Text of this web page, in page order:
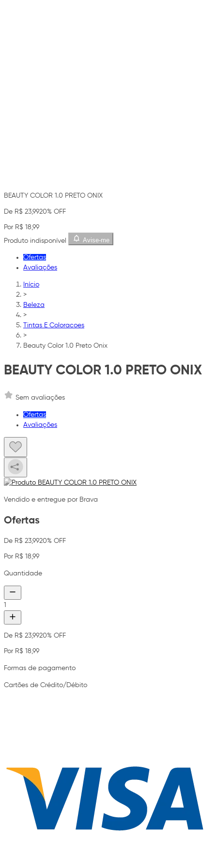
BEAUTY COLOR 1.0 PRETO ONIX
De R$ 23,9920% OFF
Por R$ 18,99
Produto indisponível
Avise-me
Ofertas
Avaliações
Início
>
Beleza
>
Tintas E Coloracoes
>
Beauty Color 1.0 Preto Onix
BEAUTY COLOR 1.0 PRETO ONIX
Sem avaliações
Ofertas
Avaliações
Vendido e entregue por Brava
Ofertas
De R$ 23,9920% OFF
Por R$ 18,99
Quantidade
1
De R$ 23,9920% OFF
Por R$ 18,99
Formas de pagamento
Cartões de Crédito/Débito